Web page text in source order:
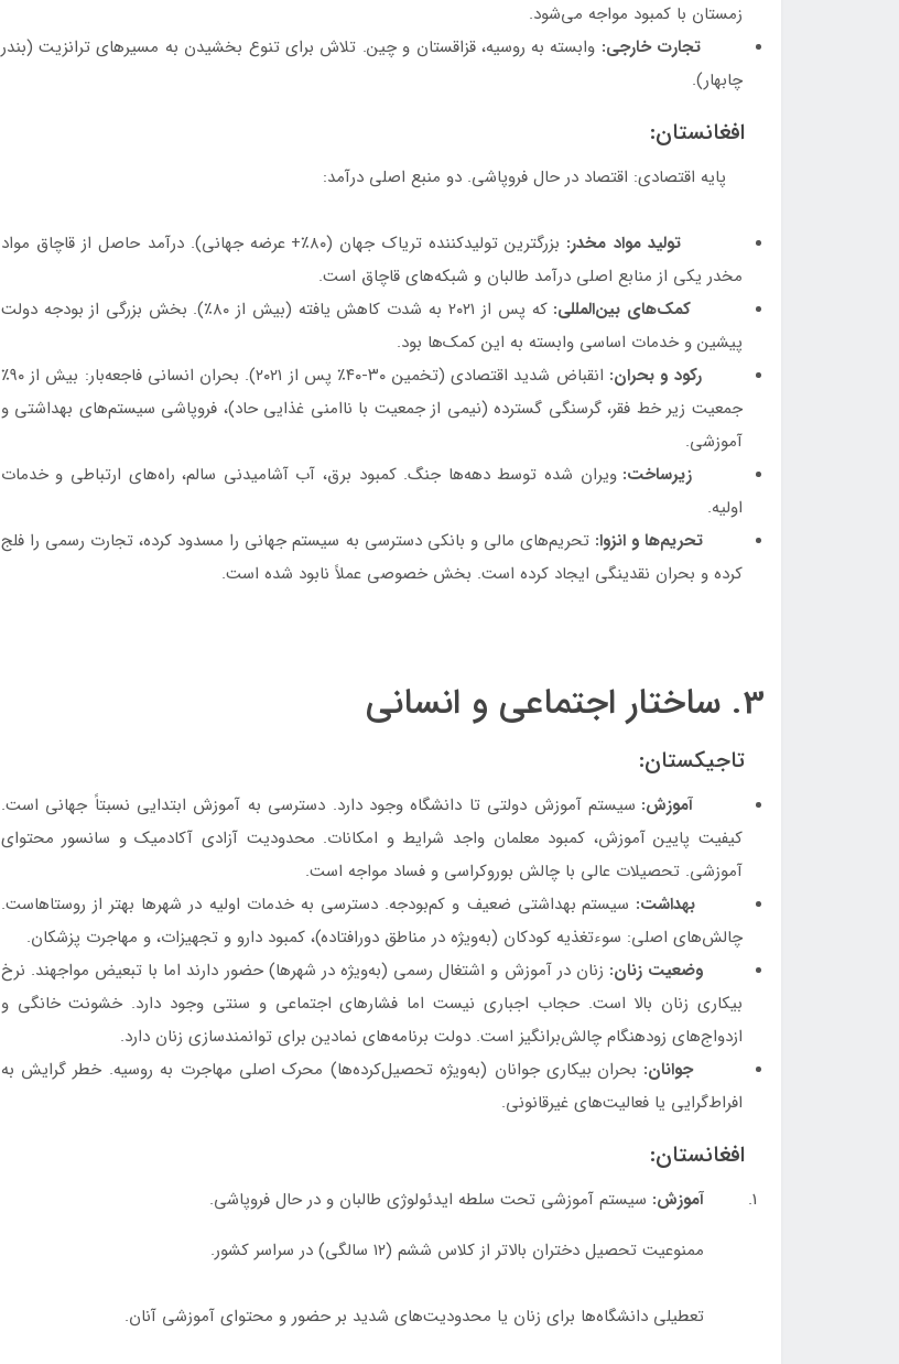
زمستان با کمبود مواجه می‌شود.
تجارت خارجی: وابسته به روسیه، قزاقستان و چین. تلاش برای تنوع بخشیدن به مسیرهای ترانزیت (بندر
چابهار).
افغانستان:
پایه اقتصادی: اقتصاد در حال فروپاشی. دو منبع اصلی درآمد:
تولید مواد مخدر:
بزرگترین تولیدکننده تریاک جهان (۸۰٪+ عرضه جهانی). درآمد حاصل از قاچاق مواد
مخدر یکی از منابع اصلی درآمد طالبان و شبکه‌های قاچاق است.
کمک‌های بین‌المللی:
که پس از ۲۰۲۱ به شدت کاهش یافته (بیش از ۸۰٪). بخش بزرگی از بودجه دولت
پیشین و خدمات اساسی وابسته به این کمک‌ها بود.
رکود و بحران:
انقباض شدید اقتصادی (تخمین ۳۰-۴۰٪ پس از ۲۰۲۱). بحران انسانی فاجعه‌بار: بیش از ۹۰٪
جمعیت زیر خط فقر، گرسنگی گسترده (نیمی از جمعیت با ناامنی غذایی حاد)، فروپاشی سیستم‌های بهداشتی و
آموزشی.
زیرساخت: ویران شده توسط دهه‌ها جنگ. کمبود برق، آب آشامیدنی سالم، راه‌های ارتباطی و خدمات
اولیه.
تحریم‌ها و انزوا: تحریم‌های مالی و بانکی دسترسی به سیستم جهانی را مسدود کرده، تجارت رسمی را فلج
کرده و بحران نقدینگی ایجاد کرده است. بخش خصوصی عملاً نابود شده است.
3. ساختار اجتماعی و انسانی
تاجیکستان:
آموزش: سیستم آموزش دولتی تا دانشگاه وجود دارد. دسترسی به آموزش ابتدایی نسبتاً جهانی است.
کیفیت پایین آموزش، کمبود معلمان واجد شرایط و امکانات. محدودیت آزادی آکادمیک و سانسور محتوای
آموزشی. تحصیلات عالی با چالش بوروکراسی و فساد مواجه است.
بهداشت: سیستم بهداشتی ضعیف و کم‌بودجه. دسترسی به خدمات اولیه در شهرها بهتر از روستاهاست.
چالش‌های اصلی: سوءتغذیه کودکان (به‌ویژه در مناطق دورافتاده)، کمبود دارو و تجهیزات، و مهاجرت پزشکان.
وضعیت زنان: زنان در آموزش و اشتغال رسمی (به‌ویژه در شهرها) حضور دارند اما با تبعیض مواجهند. نرخ
بیکاری زنان بالا است. حجاب اجباری نیست اما فشارهای اجتماعی و سنتی وجود دارد. خشونت خانگی و
ازدواج‌های زودهنگام چالش‌برانگیز است. دولت برنامه‌های نمادین برای توانمندسازی زنان دارد.
جوانان: بحران بیکاری جوانان (به‌ویژه تحصیل‌کرده‌ها) محرک اصلی مهاجرت به روسیه. خطر گرایش به
افراط‌گرایی یا فعالیت‌های غیرقانونی.
افغانستان:
آموزش: سیستم آموزشی تحت سلطه ایدئولوژی طالبان و در حال فروپاشی.
ممنوعیت تحصیل دختران بالاتر از کلاس ششم (۱۲ سالگی) در سراسر کشور.
تعطیلی دانشگاه‌ها برای زنان یا محدودیت‌های شدید بر حضور و محتوای آموزشی آنان.